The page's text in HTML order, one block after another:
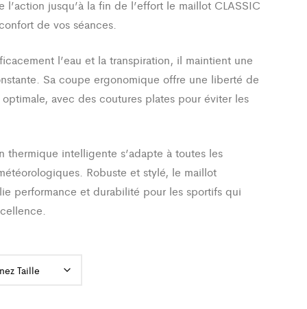
l’action jusqu’à la fin de l’effort le maillot CLASSIC
de vos séances.
l’eau et la transpiration, il maintient une
Sa coupe ergonomique offre une liberté de
avec des coutures plates pour éviter les
thermique intelligente s’adapte à toutes les
Robuste et stylé, le maillot
performance et durabilité pour les sportifs qui